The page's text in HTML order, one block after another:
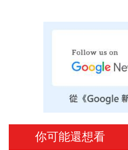
你可能還想看